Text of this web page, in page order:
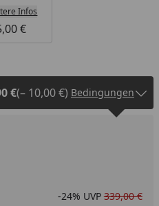
Infos
€
€(– 10,00 €) Bedingungen
verringern
manuell eingeben
um eins erhöhen
-24% UVP 339,00 €